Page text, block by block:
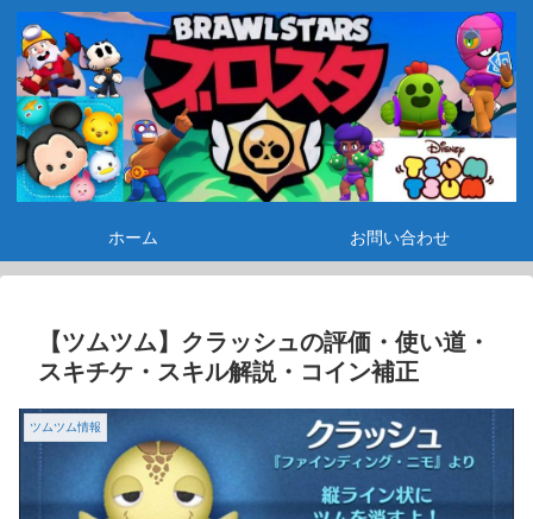
ホーム お問い合わせ
【ツムツム】クラッシュの評価・使い道・
スキチケ・スキル解説・コイン補正
ツムツム情報